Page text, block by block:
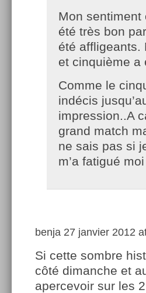
Mon sentiment
été très bon
été affligeants.
et cinquième
Comme le
indécis
impression..A
grand match
ne sais pas si
m’a fatigué
benja 27 janvier 2012
Si cette sombre
côté dimanche et
apercevoir sur les